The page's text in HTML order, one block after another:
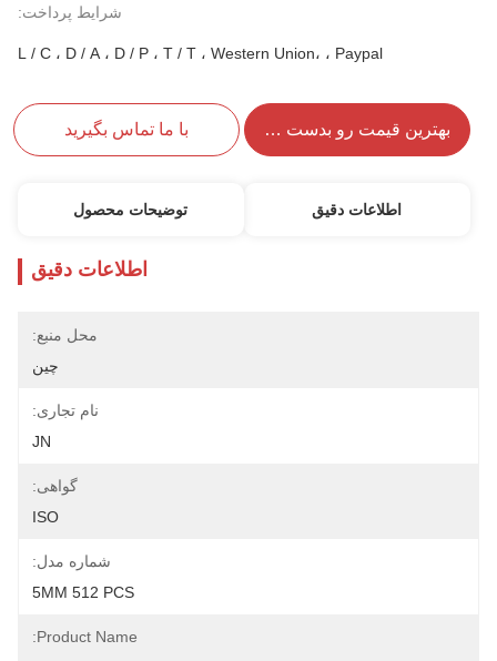
شرایط پرداخت:
L / C ، D / A ، D / P ، T / T ، Western Union، ، Paypal
بهترین قیمت رو بدست بیار با ما تماس بگیرید
اطلاعات دقیق توضیحات محصول
اطلاعات دقیق
محل منبع:
چين
نام تجاری:
JN
گواهی:
ISO
شماره مدل:
5MM 512 PCS
Product Name: